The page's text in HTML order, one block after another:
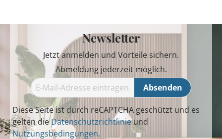
Newsletter
Jetzt anmelden und Vorteile sichern.
Abmeldung jederzeit möglich.
Absenden
Diese Seite ist durch reCAPTCHA geschützt und es
gelten dieDatenschutzrichtlinieund
Nutzungsbedingungen.